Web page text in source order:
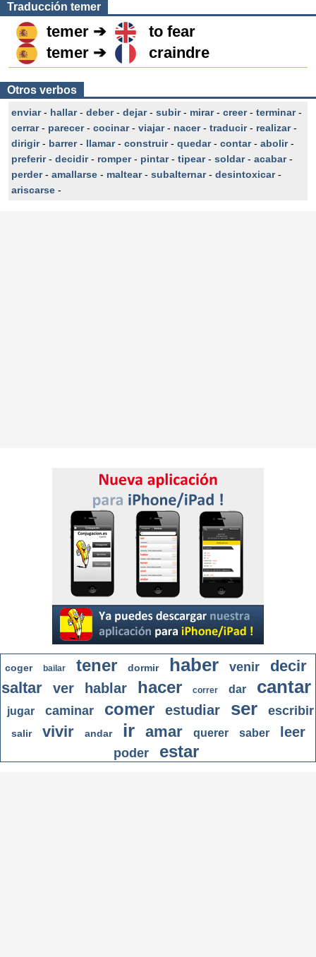
Traducción temer
temer ➔
to fear
temer ➔
craindre
Otros verbos
enviar- hallar- deber- dejar- subir- mirar- creer- terminar-
cerrar- parecer- cocinar- viajar- nacer- traducir- realizar-
dirigir- barrer- llamar- construir- quedar- contar- abolir-
preferir- decidir- romper- pintar- tipear- soldar- acabar-
perder- amallarse - maltear- subalternar- desintoxicar-
ariscarse -
coger bailar tener dormir haber venir
decir
saltar
ver hablar hacer correr dar cantar
jugar caminar comer estudiar ser escribir
salir vivir andar ir amar querer saber leer
poder estar